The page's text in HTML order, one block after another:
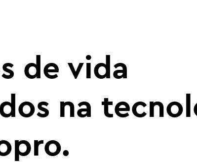
de vida
na